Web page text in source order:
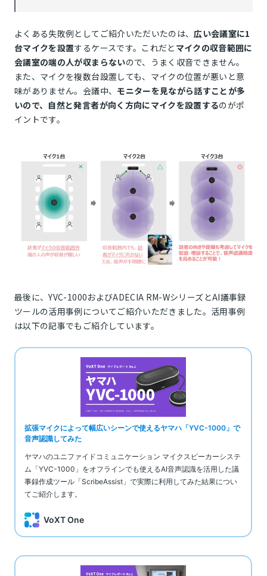
よくある失敗例としてご紹介いただいたのは、広い会議室に1
台マイクを設置するケースです。これだと マイクの収音範囲に
会議室の端の人が収まらないので、うまく収音できません。
また、マイクを複数台設置しても、マイクの位置が悪いと意
味がありません。会議中、 モニターを見ながら話すことが多
いので、自然と発言者が向く方向にマイクを設置するのがポ
イントです。
最後に、YVC-1000およびADECIA RM-WシリーズとAI議事録
ツールの活用事例についてご紹介いただきました。活用事例
は以下の記事でもご紹介しています。